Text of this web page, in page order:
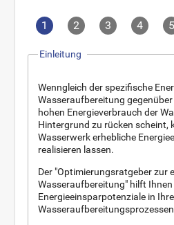
1 2 3 4 5
Einleitung
Wenngleich der spezifische
Wasseraufbereitung
hohen Energieverbrauch der
Hintergrund zu rücken scheint,
Wasserwerk erhebliche
realisieren lassen.
Der "Optimierungsratgeber zur
Wasseraufbereitung" hilft
Energieeinsparpotenziale in